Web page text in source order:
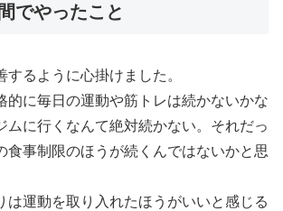
でやったこと
するように心掛けました。
的に毎日の運動や筋トレは続かないかな
に行くなんて絶対続かない。それだっ
食事制限のほうが続くんではないかと思
は運動を取り入れたほうがいいと感じる